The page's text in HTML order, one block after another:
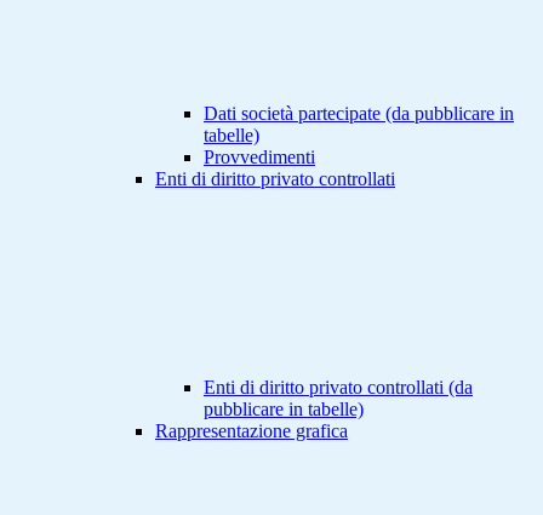
Dati società partecipate (da pubblicare in
tabelle)
Provvedimenti
Enti di diritto privato controllati
Enti di diritto privato controllati (da
pubblicare in tabelle)
Rappresentazione grafica